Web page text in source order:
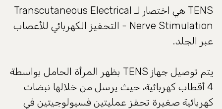
TENS هي اختصار لـ Transcutaneous Electrical
Nerve Stimulation - التحفيز الكهربائي للأعصاب
عبر الجلد.
يتم توصيل جهاز TENS بظهر المرأة الحامل بواسطة
4 أقطاب كهربائية، حيث يرسل من خلالها نبضات
كهربائية صغيرة تحفز عمليتين فسيولوجيتين في